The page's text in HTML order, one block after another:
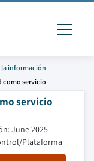
la información
como servicio
servicio
June 2025
Plataforma